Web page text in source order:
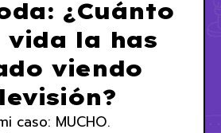
¿Cuánto
vida la has
viendo
caso: MUCHO.